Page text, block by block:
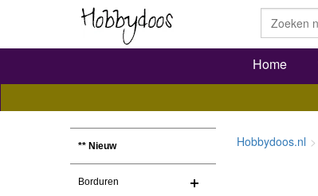
Home
** Nieuw
Borduren
Hobbydoos.nl